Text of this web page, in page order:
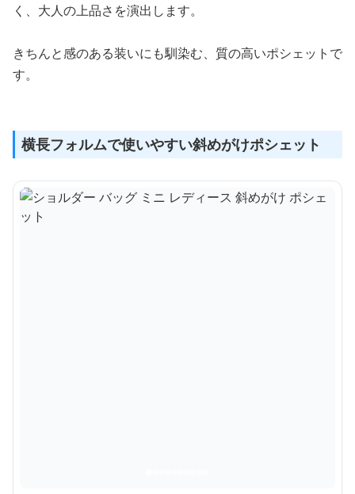
く、大人の上品さを演出します。
きちんと感のある装いにも馴染む、質の高いポシェットで
す。
横長フォルムで使いやすい斜めがけポシェット